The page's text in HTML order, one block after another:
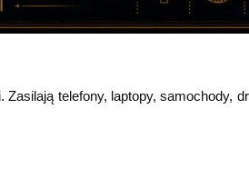
telefony, laptopy, samochody,